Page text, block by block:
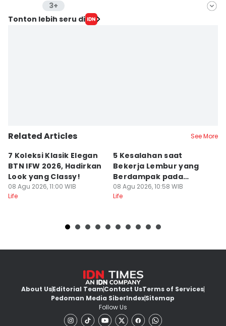
3+
Editor
Tonton lebih seru di
Related Articles See More
7 Koleksi Klasik Elegan
BTN IFW 2026, Hadirkan
Look yang Classy!
08 Agu 2026, 11:00 WIB
Life
5 Kesalahan saat
Bekerja Lembur yang
Berdampak pada
Produktivitas
08 Agu 2026, 10:58 WIB
Life
About UsEditorial TeamContact UsTerms of Services
Pedoman Media SiberIndexSitemap
Follow Us